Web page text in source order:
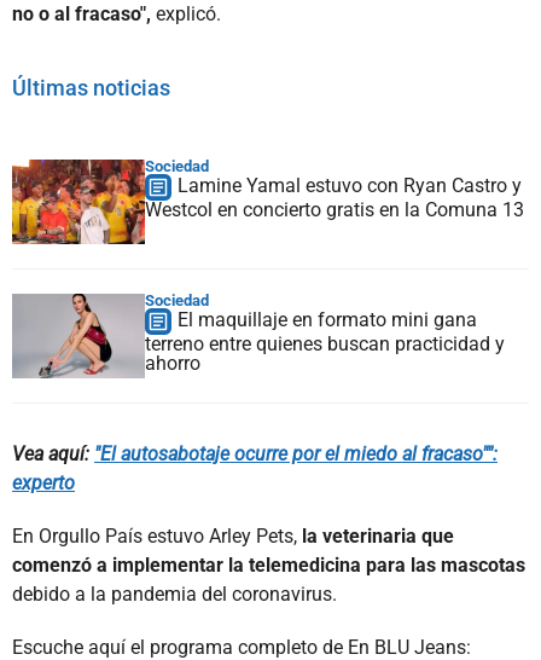
no o al fracaso", explicó.
Últimas noticias
Sociedad
Lamine Yamal estuvo con Ryan Castro y
Westcol en concierto gratis en la Comuna 13
Sociedad
El maquillaje en formato mini gana
terreno entre quienes buscan practicidad y
ahorro
Vea aquí: "El autosabotaje ocurre por el miedo al fracaso"":
experto
En Orgullo País estuvo Arley Pets, la veterinaria que
comenzó a implementar la telemedicina para las mascotas
debido a la pandemia del coronavirus.
Escuche aquí el programa completo de En BLU Jeans: